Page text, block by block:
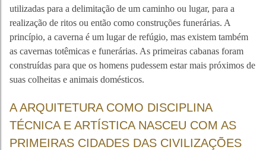
utilizadas para a delimitação de um caminho ou lugar, para a
realização de ritos ou então como construções funerárias. A
princípio, a caverna é um lugar de refúgio, mas existem também
as cavernas totêmicas e funerárias. As primeiras cabanas foram
construídas para que os homens pudessem estar mais próximos de
suas colheitas e animais domésticos.
A ARQUITETURA COMO DISCIPLINA
TÉCNICA E ARTÍSTICA NASCEU COM AS
PRIMEIRAS CIDADES DAS CIVILIZAÇÕES